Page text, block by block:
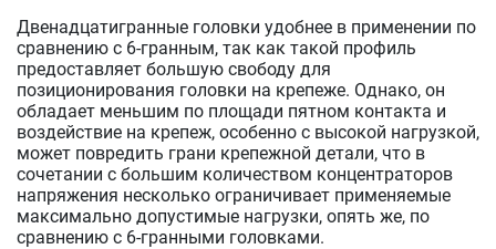
Двенадцатигранные головки удобнее в применении по
сравнению с 6-гранным, так как такой профиль
предоставляет большую свободу для
позиционирования головки на крепеже. Однако, он
обладает меньшим по площади пятном контакта и
воздействие на крепеж, особенно с высокой нагрузкой,
может повредить грани крепежной детали, что в
сочетании с большим количеством концентраторов
напряжения несколько ограничивает применяемые
максимально допустимые нагрузки, опять же, по
сравнению с 6-гранными головками.